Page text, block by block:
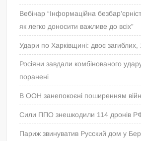
Вебінар “Інформаційна
як легко доносити важливе до всіх”
Удари по Харківщині: двоє
Росіяни завдали комбінованого
поранені
В ООН занепокоєні поширенням
Сили ППО знешкодили 114 дронів
Париж звинуватив Русский дом у